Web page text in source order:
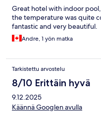
Great hotel with indoor
the temperature was quite
fantastic and very beautiful.
Andre, 1 yön matka
Tarkistettu arvostelu
8/10 Erittäin hyvä
9.12.2025
Käännä Googlen avulla